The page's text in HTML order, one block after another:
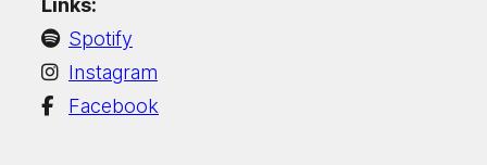
Spotify
Instagram
Facebook